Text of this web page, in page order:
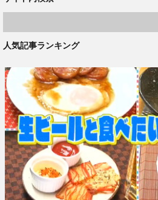
人気記事ランキング